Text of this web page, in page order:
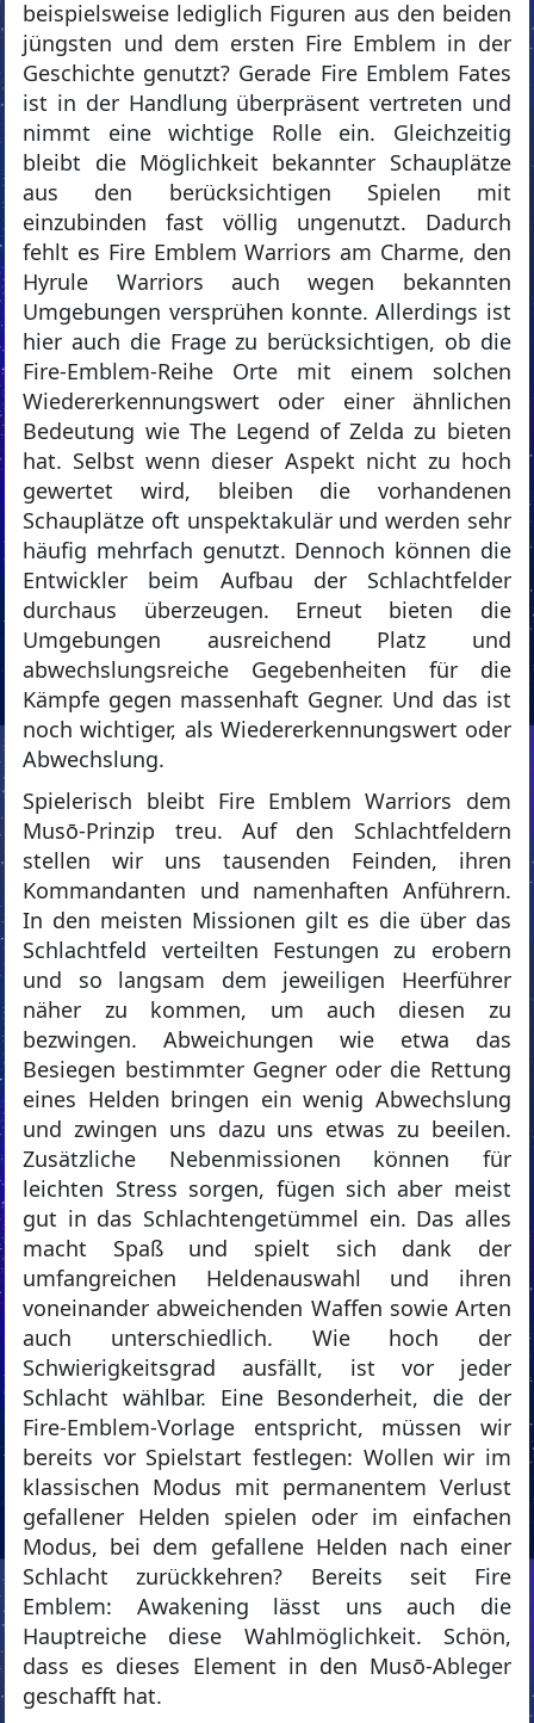
beispielsweise lediglich Figuren aus den beiden
jüngsten und dem ersten Fire Emblem in der
Geschichte genutzt? Gerade Fire Emblem Fates
ist in der Handlung überpräsent vertreten und
nimmt eine wichtige Rolle ein. Gleichzeitig
bleibt die Möglichkeit bekannter Schauplätze
aus den berücksichtigen Spielen mit
einzubinden fast völlig ungenutzt. Dadurch
fehlt es Fire Emblem Warriors am Charme, den
Hyrule Warriors auch wegen bekannten
Umgebungen versprühen konnte. Allerdings ist
hier auch die Frage zu berücksichtigen, ob die
Fire-Emblem-Reihe Orte mit einem solchen
Wiedererkennungswert oder einer ähnlichen
Bedeutung wie The Legend of Zelda zu bieten
hat. Selbst wenn dieser Aspekt nicht zu hoch
gewertet wird, bleiben die vorhandenen
Schauplätze oft unspektakulär und werden sehr
häufig mehrfach genutzt. Dennoch können die
Entwickler beim Aufbau der Schlachtfelder
durchaus überzeugen. Erneut bieten die
Umgebungen ausreichend Platz und
abwechslungsreiche Gegebenheiten für die
Kämpfe gegen massenhaft Gegner. Und das ist
noch wichtiger, als Wiedererkennungswert oder
Abwechslung.
Spielerisch bleibt Fire Emblem Warriors dem
Musō-Prinzip treu. Auf den Schlachtfeldern
stellen wir uns tausenden Feinden, ihren
Kommandanten und namenhaften Anführern.
In den meisten Missionen gilt es die über das
Schlachtfeld verteilten Festungen zu erobern
und so langsam dem jeweiligen Heerführer
näher zu kommen, um auch diesen zu
bezwingen. Abweichungen wie etwa das
Besiegen bestimmter Gegner oder die Rettung
eines Helden bringen ein wenig Abwechslung
und zwingen uns dazu uns etwas zu beeilen.
Zusätzliche Nebenmissionen können für
leichten Stress sorgen, fügen sich aber meist
gut in das Schlachtengetümmel ein. Das alles
macht Spaß und spielt sich dank der
umfangreichen Heldenauswahl und ihren
voneinander abweichenden Waffen sowie Arten
auch unterschiedlich. Wie hoch der
Schwierigkeitsgrad ausfällt, ist vor jeder
Schlacht wählbar. Eine Besonderheit, die der
Fire-Emblem-Vorlage entspricht, müssen wir
bereits vor Spielstart festlegen: Wollen wir im
klassischen Modus mit permanentem Verlust
gefallener Helden spielen oder im einfachen
Modus, bei dem gefallene Helden nach einer
Schlacht zurückkehren? Bereits seit Fire
Emblem: Awakening lässt uns auch die
Hauptreiche diese Wahlmöglichkeit. Schön,
dass es dieses Element in den Musō-Ableger
geschafft hat.